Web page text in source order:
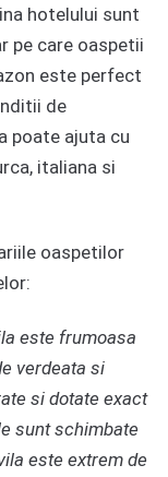
hotelului sunt
pe care oaspetii
este perfect
de
poate ajuta cu
italiana si
oaspetilor
este frumoasa
verdeata si
si dotate exact
sunt schimbate
este extrem de